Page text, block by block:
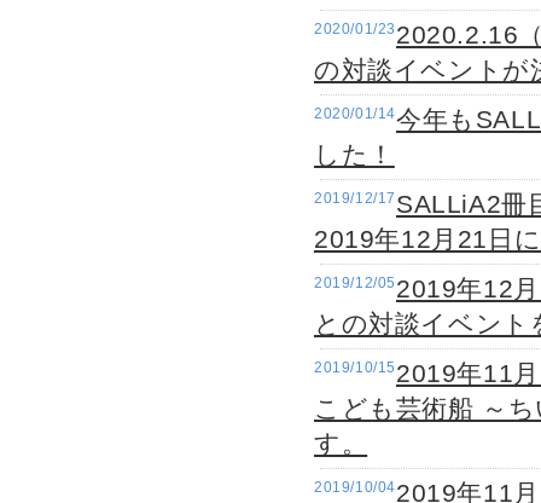
2020/01/23 2020.2.16
の対談イベントが
2020/01/14今年も
した！
2019/12/17 SALLiA2冊
2019年12月21日
2019/12/05 2019年12
との対談イベン
2019/10/15 2019年11
こども芸術船 ～
す。
2019/10/042019年11